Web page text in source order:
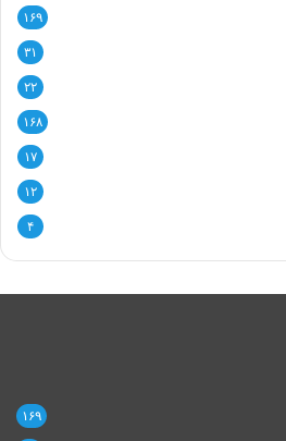
۱۶۹
۳۱
۲۲
۱۶۸
۱۷
۱۲
۴
۱۶۹